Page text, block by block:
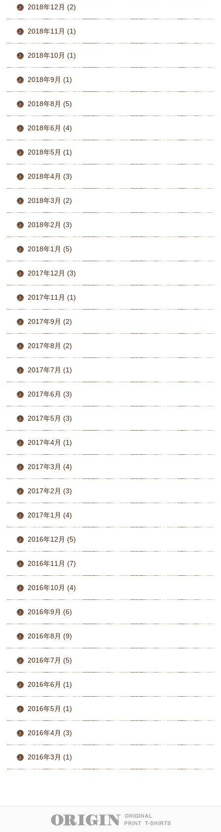
2018年12月 (2)
2018年11月 (1)
2018年10月 (1)
2018年9月 (1)
2018年8月 (5)
2018年6月 (4)
2018年5月 (1)
2018年4月 (3)
2018年3月 (2)
2018年2月 (3)
2018年1月 (5)
2017年12月 (3)
2017年11月 (1)
2017年9月 (2)
2017年8月 (2)
2017年7月 (1)
2017年6月 (3)
2017年5月 (3)
2017年4月 (1)
2017年3月 (4)
2017年2月 (3)
2017年1月 (4)
2016年12月 (5)
2016年11月 (7)
2016年10月 (4)
2016年9月 (6)
2016年8月 (9)
2016年7月 (5)
2016年6月 (1)
2016年5月 (1)
2016年4月 (3)
2016年3月 (1)